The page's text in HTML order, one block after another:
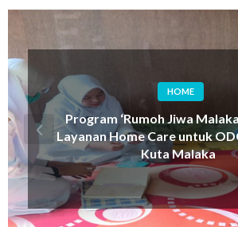
HOME
Program ‘Rumoh Jiwa
Layanan Home Care untuk
Kuta Malaka